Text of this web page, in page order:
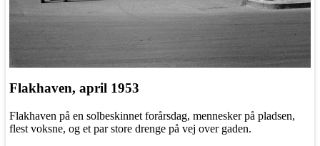
Flakhaven, april 1953
Flakhaven på en solbeskinnet forårsdag, mennesker på pladsen,
flest voksne, og et par store drenge på vej over gaden.